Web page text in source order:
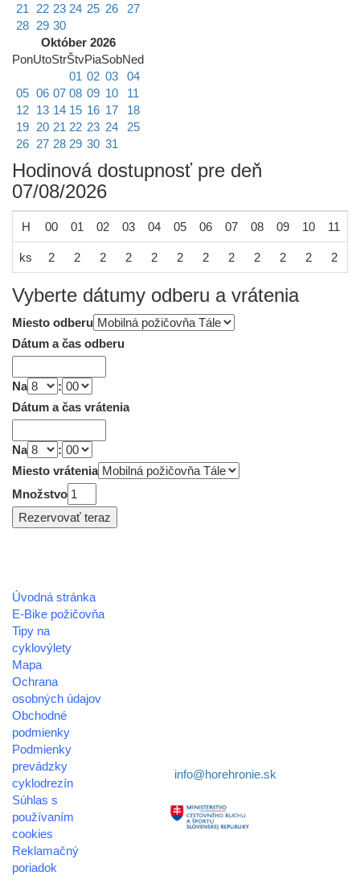
21
22 23 24 25 26
27
28 29 30
Október 2026
PonUtoStrŠtvPiaSobNed
01 02 03
04
05 06 07 08 09 10
11
12 13 14 15 16 17
18
19 20 21 22 23 24
25
26 27 28 29 30 31
Hodinová dostupnosť pre deň
07/08/2026
H 00 01 02 03 04 05 06 07 08 09 10 11
ks 2 2 2 2 2 2 2 2 2 2 2 2
Vyberte dátumy odberu a vrátenia
Miesto odberu
Dátum a čas odberu
Na
:
Dátum a čas vrátenia
Na
:
Miesto vrátenia
Množstvo
Úvodná stránka
E-Bike požičovňa
Tipy na
cyklovýlety
Mapa
Ochrana
osobných údajov
Obchodné
podmienky
Podmienky
prevádzky
cyklodrezín
Súhlas s
používaním
cookies
Reklamačný
poriadok
info@horehronie.sk